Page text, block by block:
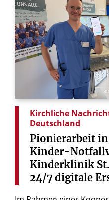
©
Kirchliche
Deutschland
Pionierarbeit in
Kinder-
Kinderklinik St.
24/7 digitale